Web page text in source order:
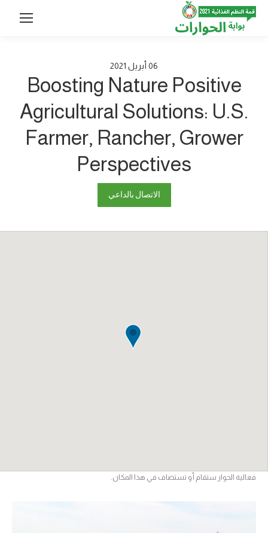
06 أبريل 2021
Boosting Nature Positive
Agricultural Solutions: U.S.
Farmer, Rancher, Grower
Perspectives
الاتصال بالداعي
فعالية الحوار ستقام أو تستضاف في هذا المكان.